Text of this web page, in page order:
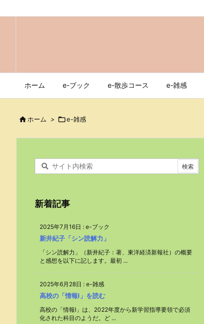
ホーム e-ブック e-散歩コース e-雑感
 ホーム > e-雑感
新着記事
2025年7月16日 : e-ブック
新井紀子「シン読解力」
「シン読解力」（新井紀子：著、東洋経済新報社）の概要
と感想を以下に記します。最初 ...
2025年6月28日 : e-雑感
高校の「情報Ⅰ」を読む
高校の「情報Ⅰ」は、2022年度から新学習指導要領で必須
化された科目のようだ。ど ...